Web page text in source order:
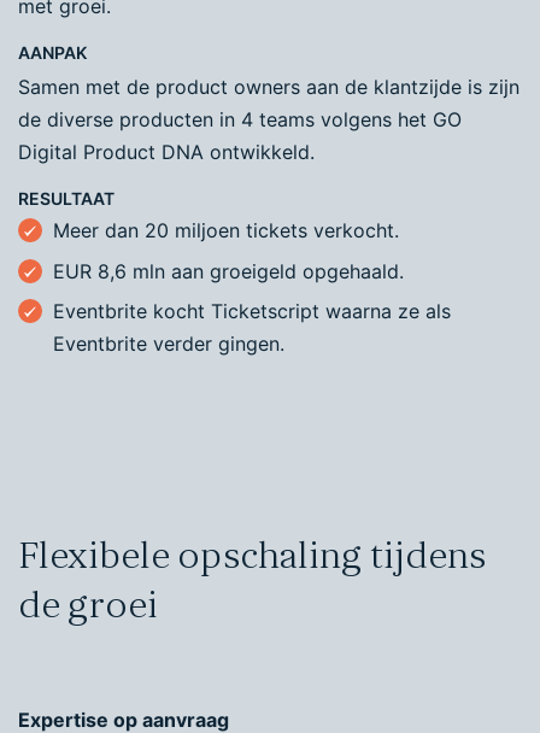
met groei.
AANPAK
Samen met de product owners aan de klantzijde is zijn
de diverse producten in 4 teams volgens het GO
Digital Product DNA ontwikkeld.
RESULTAAT
Meer dan 20 miljoen tickets verkocht.
EUR 8,6 mln aan groeigeld opgehaald.
Eventbrite kocht Ticketscript waarna ze als
Eventbrite verder gingen.
Flexibele opschaling tijdens
de groei
Expertise op aanvraag